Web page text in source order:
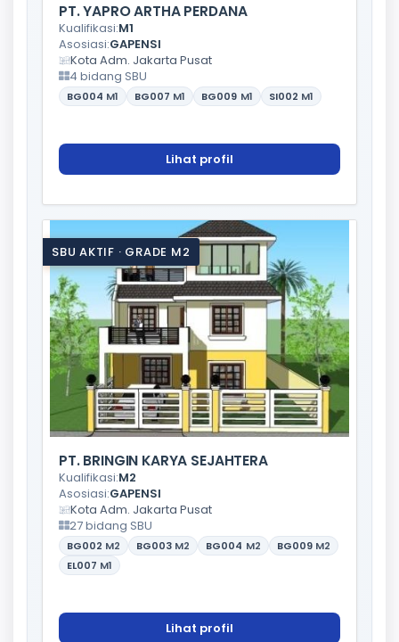
PT. YAPRO ARTHA PERDANA
Kualifikasi:M1
Asosiasi:GAPENSI
Kota Adm. Jakarta Pusat
4 bidang SBU
BG004 M1 BG007 M1 BG009 M1 SI002 M1
Lihat profil
SBU AKTIF · GRADE M2
PT. BRINGIN KARYA SEJAHTERA
Kualifikasi:M2
Asosiasi:GAPENSI
Kota Adm. Jakarta Pusat
27 bidang SBU
BG002 M2 BG003 M2 BG004 M2 BG009 M2
EL007 M1
Lihat profil